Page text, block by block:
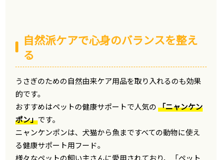
自然派ケアで心身のバランスを整え
る
うさぎのための自然由来ケア用品を取り入れるのも効果
的です。
おすすめはペットの健康サポートで人気の「ニャンケン
ポン」です。
ニャンケンポンは、犬猫から魚まですべての動物に使え
る健康サポート用フード。
様々なペットの飼い主さんに愛用されており、「ペット